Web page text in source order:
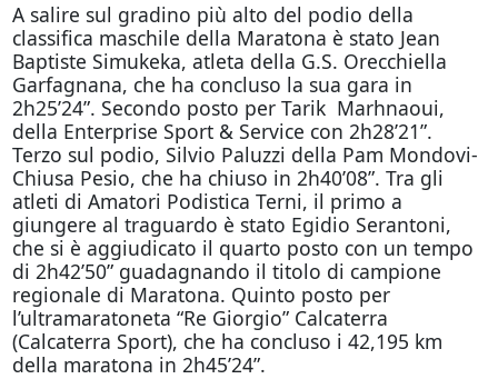
A salire sul gradino più alto del podio della
classifica maschile della Maratona è stato Jean
Baptiste Simukeka, atleta della G.S. Orecchiella
Garfagnana, che ha concluso la sua gara in
2h25’24”. Secondo posto per Tarik Marhnaoui,
della Enterprise Sport & Service con 2h28’21”.
Terzo sul podio, Silvio Paluzzi della Pam Mondovi-
Chiusa Pesio, che ha chiuso in 2h40’08”. Tra gli
atleti di Amatori Podistica Terni, il primo a
giungere al traguardo è stato Egidio Serantoni,
che si è aggiudicato il quarto posto con un tempo
di 2h42’50” guadagnando il titolo di campione
regionale di Maratona. Quinto posto per
l’ultramaratoneta “Re Giorgio” Calcaterra
(Calcaterra Sport), che ha concluso i 42,195 km
della maratona in 2h45’24”.